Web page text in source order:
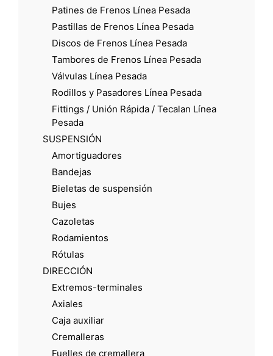
Patines de Frenos Línea Pesada
Pastillas de Frenos Línea Pesada
Discos de Frenos Línea Pesada
Tambores de Frenos Línea Pesada
Válvulas Línea Pesada
Rodillos y Pasadores Línea Pesada
Fittings / Unión Rápida / Tecalan Línea
Pesada
SUSPENSIÓN
Amortiguadores
Bandejas
Bieletas de suspensión
Bujes
Cazoletas
Rodamientos
Rótulas
DIRECCIÓN
Extremos-terminales
Axiales
Caja auxiliar
Cremalleras
Fuelles de cremallera